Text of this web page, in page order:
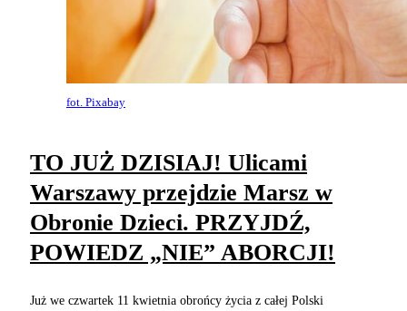
fot. Pixabay
TO JUŻ DZISIAJ! Ulicami
Warszawy przejdzie Marsz w
Obronie Dzieci. PRZYJDŹ,
POWIEDZ „NIE” ABORCJI!
Już we czwartek 11 kwietnia obrońcy życia z całej Polski